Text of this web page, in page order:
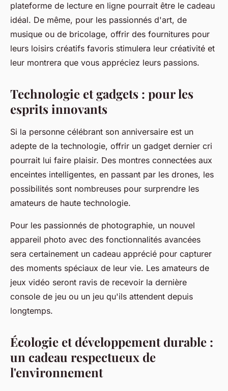
plateforme de lecture en ligne pourrait être le cadeau
idéal. De même, pour les passionnés d'art, de
musique ou de bricolage, offrir des fournitures pour
leurs loisirs créatifs favoris stimulera leur créativité et
leur montrera que vous appréciez leurs passions.
Technologie et gadgets : pour les
esprits innovants
Si la personne célébrant son anniversaire est un
adepte de la technologie, offrir un gadget dernier cri
pourrait lui faire plaisir. Des montres connectées aux
enceintes intelligentes, en passant par les drones, les
possibilités sont nombreuses pour surprendre les
amateurs de haute technologie.
Pour les passionnés de photographie, un nouvel
appareil photo avec des fonctionnalités avancées
sera certainement un cadeau apprécié pour capturer
des moments spéciaux de leur vie. Les amateurs de
jeux vidéo seront ravis de recevoir la dernière
console de jeu ou un jeu qu'ils attendent depuis
longtemps.
Écologie et développement durable :
un cadeau respectueux de
l'environnement